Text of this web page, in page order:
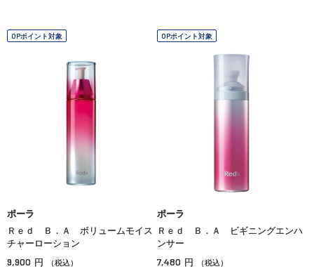
OPポイント対象
ポーラ
Ｒｅｄ Ｂ．Ａ ボリュームモイス
チャーローション
9,900 円 （税込）
OPポイント対象
ポーラ
Ｒｅｄ Ｂ．Ａ ビギニングエンハ
ンサー
7,480 円 （税込）